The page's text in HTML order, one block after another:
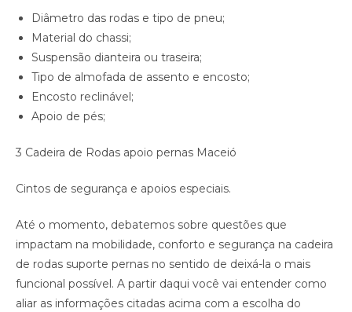
Diâmetro das rodas e tipo de pneu;
Material do chassi;
Suspensão dianteira ou traseira;
Tipo de almofada de assento e encosto;
Encosto reclinável;
Apoio de pés;
3 Cadeira de Rodas apoio pernas Maceió
Cintos de segurança e apoios especiais.
Até o momento, debatemos sobre questões que
impactam na mobilidade, conforto e segurança na cadeira
de rodas suporte pernas no sentido de deixá-la o mais
funcional possível. A partir daqui você vai entender como
aliar as informações citadas acima com a escolha do